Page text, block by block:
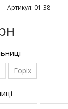
Артикул: 01-38
Горіх